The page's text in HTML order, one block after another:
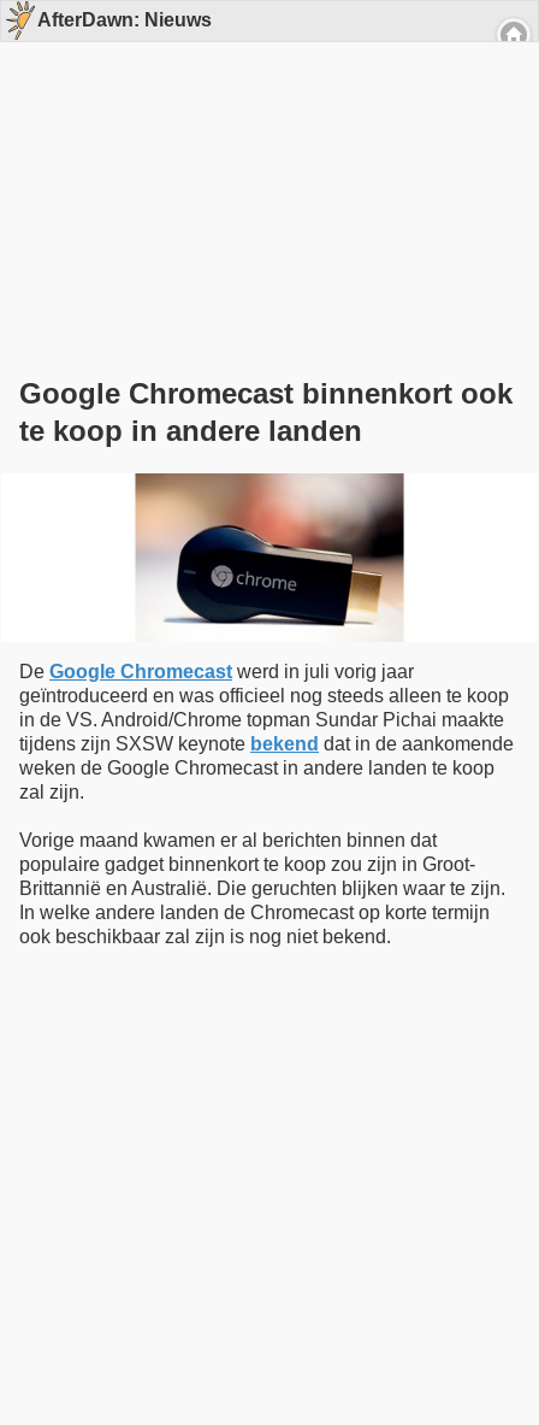
AfterDawn: Nieuws
Google Chromecast binnenkort ook
te koop in andere landen
De Google Chromecast werd in juli vorig jaar
geïntroduceerd en was officieel nog steeds alleen te koop
in de VS. Android/Chrome topman Sundar Pichai maakte
tijdens zijn SXSW keynote bekend dat in de aankomende
weken de Google Chromecast in andere landen te koop
zal zijn.
Vorige maand kwamen er al berichten binnen dat
populaire gadget binnenkort te koop zou zijn in Groot-
Brittannië en Australië. Die geruchten blijken waar te zijn.
In welke andere landen de Chromecast op korte termijn
ook beschikbaar zal zijn is nog niet bekend.